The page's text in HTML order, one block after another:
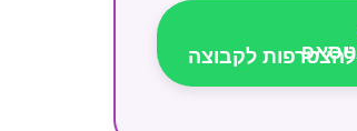
להצטרפות לקבוצה